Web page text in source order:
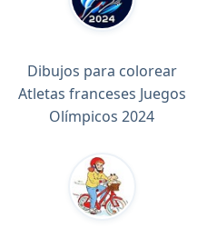
Dibujos para colorear
Atletas franceses Juegos
Olímpicos 2024